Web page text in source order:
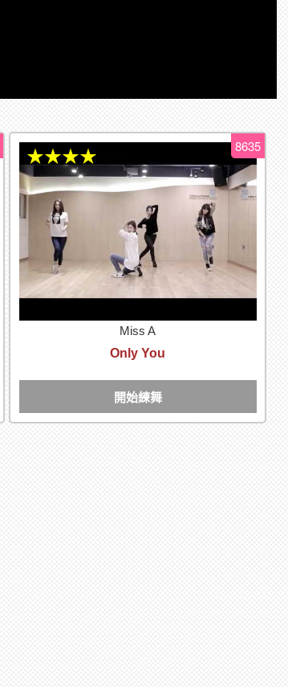
Miss A
Only You
開始練舞
8635
★★★★